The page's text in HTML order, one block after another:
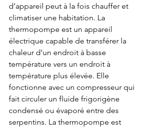
d’appareil peut à la fois chauffer et
climatiser une habitation. La
thermopompe est un appareil
électrique capable de transférer la
chaleur d’un endroit à basse
température vers un endroit à
température plus élevée. Elle
fonctionne avec un compresseur qui
fait circuler un fluide frigorigène
condensé ou évaporé entre des
serpentins. La thermopompe est